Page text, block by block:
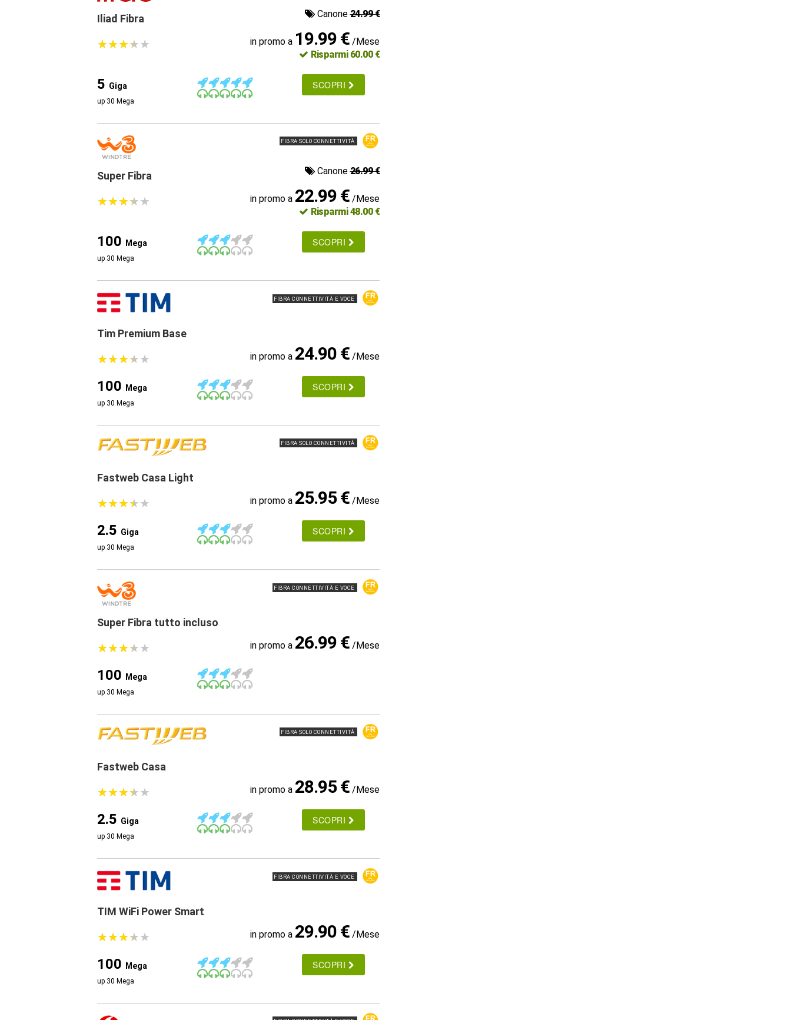
Iliad Fibra Canone24.99 €
★★★★★
★★★★★ in promo a 19.99 € /Mese
Risparmi 60.00 €
5 Giga
up 30 Mega
SCOPRI
FIBRA SOLO CONNETTIVITÀ
Super Fibra Canone26.99 €
★★★★★
★★★★★ in promo a 22.99 € /Mese
Risparmi 48.00 €
100 Mega
up 30 Mega
SCOPRI
FIBRA CONNETTIVITÀ E VOCE
Tim Premium Base
★★★★★
★★★★★ in promo a 24.90 € /Mese
100 Mega
up 30 Mega
SCOPRI
FIBRA SOLO CONNETTIVITÀ
Fastweb Casa Light
★★★★★
★★★★★ in promo a 25.95 € /Mese
2.5 Giga
up 30 Mega
SCOPRI
FIBRA CONNETTIVITÀ E VOCE
Super Fibra tutto incluso
★★★★★
★★★★★ in promo a 26.99 € /Mese
100 Mega
up 30 Mega
FIBRA SOLO CONNETTIVITÀ
Fastweb Casa
★★★★★
★★★★★ in promo a 28.95 € /Mese
2.5 Giga
up 30 Mega
SCOPRI
FIBRA CONNETTIVITÀ E VOCE
TIM WiFi Power Smart
★★★★★
★★★★★ in promo a 29.90 € /Mese
100 Mega
up 30 Mega
SCOPRI